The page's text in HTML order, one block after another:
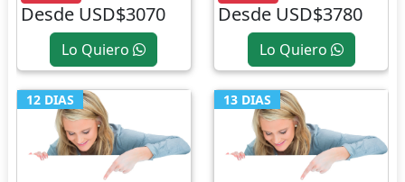
Desde USD$3070
Lo Quiero
Desde USD$3780
Lo Quiero
12 DIAS 13 DIAS